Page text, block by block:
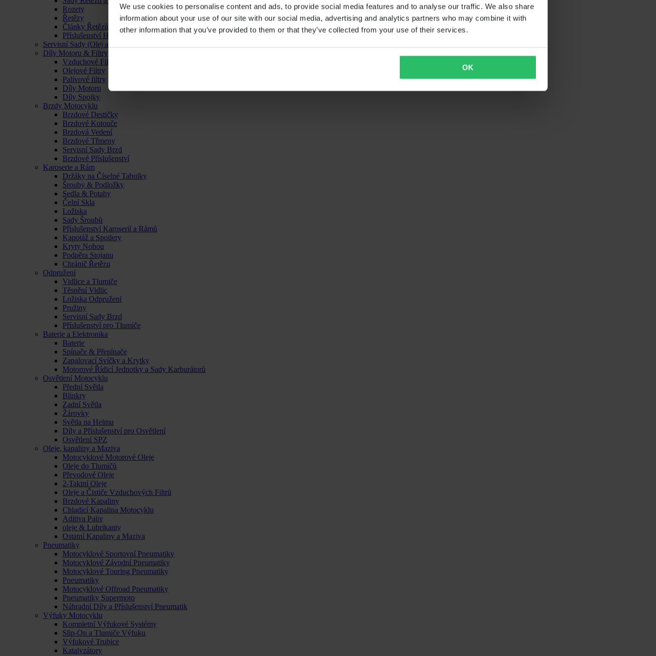
We use cookies to personalise content and ads, to provide social media features and to analyse our traffic. We also share
information about your use of our site with our social media, advertising and analytics partners who may combine it with
other information that you’ve provided to them or that they’ve collected from your use of their services.
OK
Rozety
Řetězy
Články Řetězů
Příslušenství Hnacího Ústrojí
Servisní Sady (Olej a Filtr)
Díly Motoru & Filtry
Vzduchové Filtry
Olejové Filtry
Palivové filtry
Díly Motoru
Díly Spojky
Brzdy Motocyklu
Brzdové Destičky
Brzdové Kotouče
Brzdová Vedení
Brzdové Třmeny
Servisní Sady Brzd
Brzdové Příslušenství
Karoserie a Rám
Držáky na Číselné Tabulky
Šrouby & Podložky
Sedla & Potahy
Čelní Skla
Ložiska
Sady Šroubů
Příslušenství Karoserií a Rámů
Kapotáž a Spoilery
Kryty Nohou
Podpěra Stojanu
Chránič Řetězu
Odpružení
Vidlice a Tlumiče
Těsnění Vidlic
Ložiska Odpružení
Pružiny
Servisní Sady Brzd
Příslušenství pro Tlumiče
Baterie a Elektronika
Baterie
Spínače & Přepínače
Zapalovací Svíčky a Krytky
Motorové Řídicí Jednotky a Sady Karburátorů
Osvětlení Motocyklu
Přední Světla
Blinkry
Zadní Světla
Žárovky
Světla na Helmu
Díly a Příslušenství pro Osvětlení
Osvětlení SPZ
Oleje, kapaliny a Maziva
Motocyklové Motorové Oleje
Oleje do Tlumičů
Převodové Oleje
2-Taktní Oleje
Oleje a Čističe Vzduchových Filtrů
Brzdové Kapaliny
Chladicí Kapalina Motocyklu
Aditiva Paliv
oleje & Lubrikanty
Ostatní Kapaliny a Maziva
Pneumatiky
Motocyklové Sportovní Pneumatiky
Motocyklové Závodní Pneumatiky
Motocyklové Touring Pneumatiky
Pneumatiky
Motocyklové Offroad Pneumatiky
Pneumatiky Supermoto
Náhradní Díly a Příslušenství Pneumatik
Výfuky Motocyklu
Kompletní Výfukové Systémy
Slip-On a Tlumiče Výfuku
Výfukové Trubice
Katalyzátory